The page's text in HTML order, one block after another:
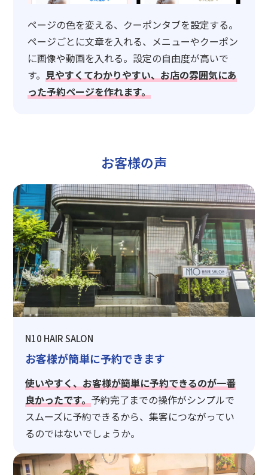
ページの色を変える、クーポンタブを設定する。
ページごとに文章を入れる、メニューやクーポン
に画像や動画を入れる。設定の自由度が高いで
す。 見やすくてわかりやすい、お店の雰囲気にあ
った予約ページを作れます。
お客様の声
N10 HAIR SALON
お客様が簡単に予約できます
使いやすく、お客様が簡単に予約できるのが一番
良かったです。予約完了までの操作がシンプルで
スムーズに予約できるから、集客につながってい
るのではないでしょうか。